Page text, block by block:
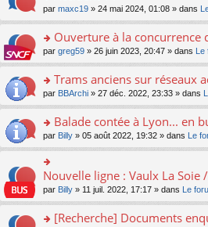
le
pl
u
s
e
nt
n
o
lu
le
pl
u
s
e
nt
a
e
n
o
lu
le
pl
u
s
c
nt
m
e
s
a
g
e
n
lu
le
pl
u
s
c
e
nt
o
n
ult
er
le
m
e
a
g
e
n
o
lu
pl
par maxc19 » 24 mai 2024, 01:08 » dans
o
n
ult
er
le
m
e
s
g
e
n
o
Ouverture à la concurrence
par greg59 » 26 juin 2023, 20:47 » dans
o
n
ult
er
le
m
e
s
g
Trams anciens sur réseaux
par BBArchi » 27 déc. 2022, 23:33 » dans
o
n
s
ult
er
le
m
e
Balade contée à Lyon... en
par Billy » 05 août 2022, 19:32 » dans Le
o
n
er
Nouvelle ligne : Vaulx La
par Billy » 11 juil. 2022, 17:17 » dans Le
[Recherche] Documents